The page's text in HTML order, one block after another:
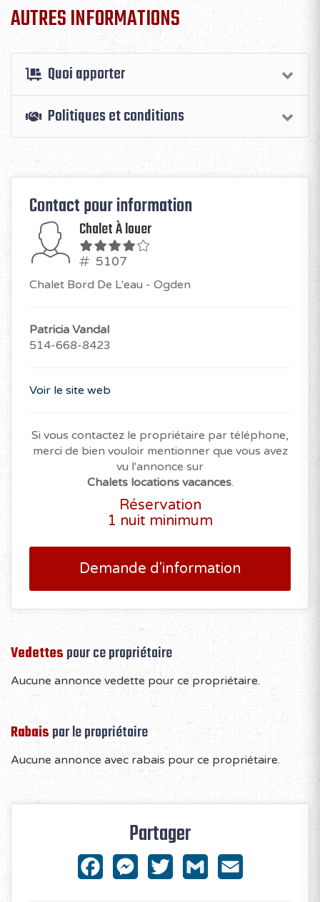
AUTRES INFORMATIONS
Quoi apporter
Politiques et conditions
Contact pour information
Chalet À louer
5107
Chalet Bord De L'eau - Ogden
Patricia Vandal
514-668-8423
Voir le site web
Si vous contactez le propriétaire par téléphone,
merci de bien vouloir mentionner que vous avez
vu l'annonce sur
Chalets locations vacances.
Réservation
1 nuit minimum
Demande d'information
Vedettespour ce propriétaire
Aucune annonce vedette pour ce propriétaire.
Rabaispar le propriétaire
Aucune annonce avec rabais pour ce propriétaire.
Partager
FacebookMessenger
TwitterGmail Email